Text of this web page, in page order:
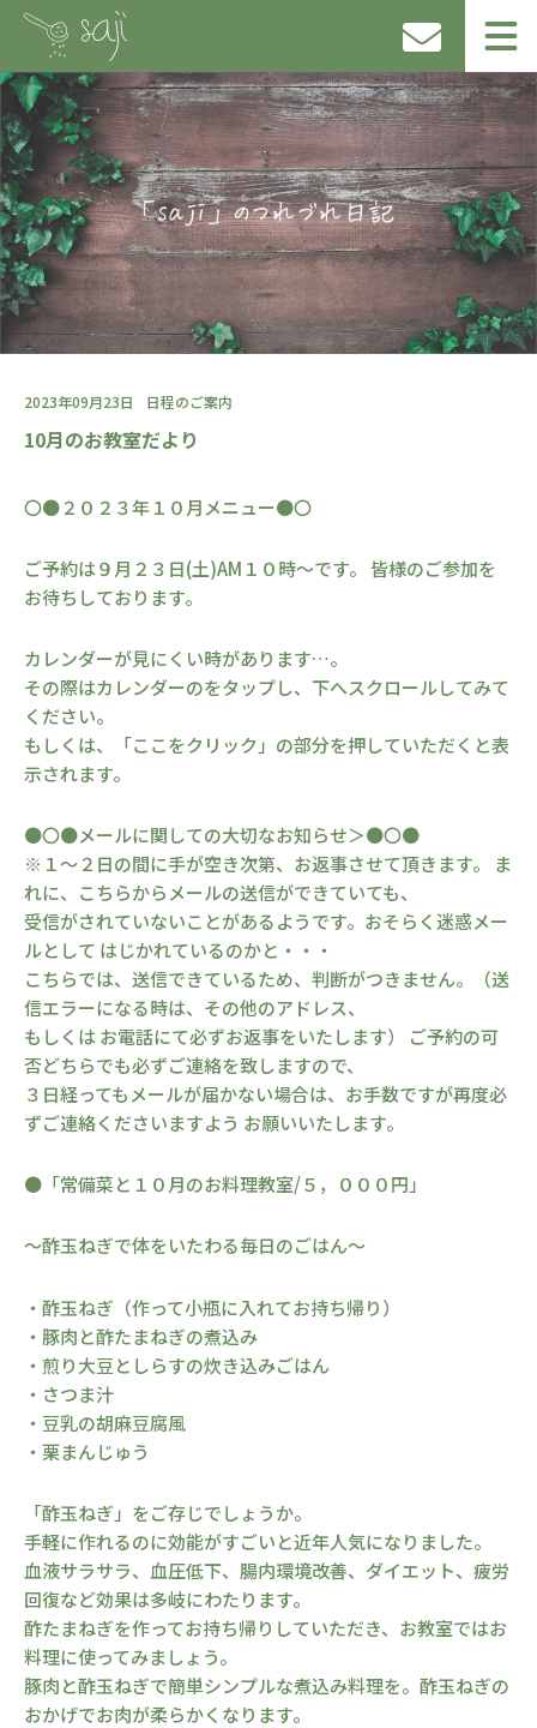
2023年09月23日 日程のご案内
10月のお教室だより
〇●２０２３年１０月メニュー●〇
ご予約は９月２３日(土)AM１０時～です。 皆様のご参加を
お待ちしております。
カレンダーが見にくい時があります…。
その際はカレンダーのをタップし、下へスクロールしてみて
ください。
もしくは、「ここをクリック」の部分を押していただくと表
示されます。
●〇●メールに関しての大切なお知らせ＞●〇●
※１～２日の間に手が空き次第、お返事させて頂きます。 ま
れに、こちらからメールの送信ができていても、
受信がされていないことがあるようです。おそらく迷惑メー
ルとして はじかれているのかと・・・
こちらでは、送信できているため、判断がつきません。（送
信エラーになる時は、その他のアドレス、
もしくは お電話にて必ずお返事をいたします） ご予約の可
否どちらでも必ずご連絡を致しますので、
３日経ってもメールが届かない場合は、お手数ですが再度必
ずご連絡くださいますよう お願いいたします。
●「常備菜と１０月のお料理教室/５，０００円」
～酢玉ねぎで体をいたわる毎日のごはん～
・酢玉ねぎ（作って小瓶に入れてお持ち帰り）
・豚肉と酢たまねぎの煮込み
・煎り大豆としらすの炊き込みごはん
・さつま汁
・豆乳の胡麻豆腐風
・栗まんじゅう
「酢玉ねぎ」をご存じでしょうか。
手軽に作れるのに効能がすごいと近年人気になりました。
血液サラサラ、血圧低下、腸内環境改善、ダイエット、疲労
回復など効果は多岐にわたります。
酢たまねぎを作ってお持ち帰りしていただき、お教室ではお
料理に使ってみましょう。
豚肉と酢玉ねぎで簡単シンプルな煮込み料理を。酢玉ねぎの
おかげでお肉が柔らかくなります。